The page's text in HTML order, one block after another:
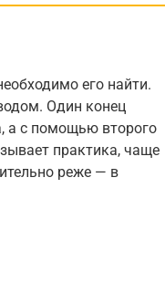
его найти.
Один конец
а с помощью второго
практика, чаще
реже — в